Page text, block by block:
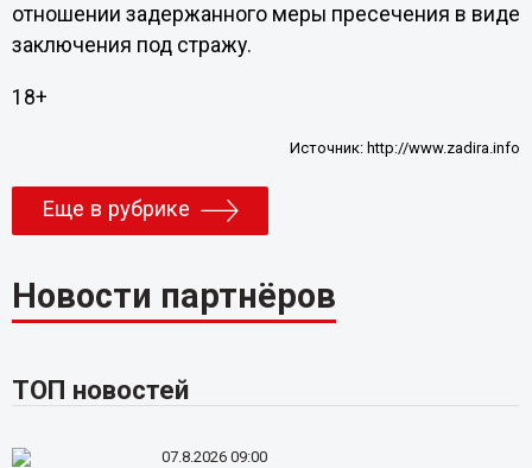
отношении задержанного меры пресечения в виде
заключения под стражу.
18+
Источник: http://www.zadira.info
Еще в рубрике
Новости партнёров
ТОП новостей
07.8.2026 09:00